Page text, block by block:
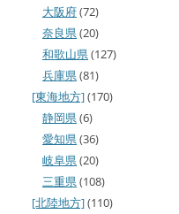
大阪府(72)
奈良県(20)
和歌山県(127)
兵庫県(81)
[東海地方](170)
静岡県(6)
愛知県(36)
岐阜県(20)
三重県(108)
[北陸地方](110)